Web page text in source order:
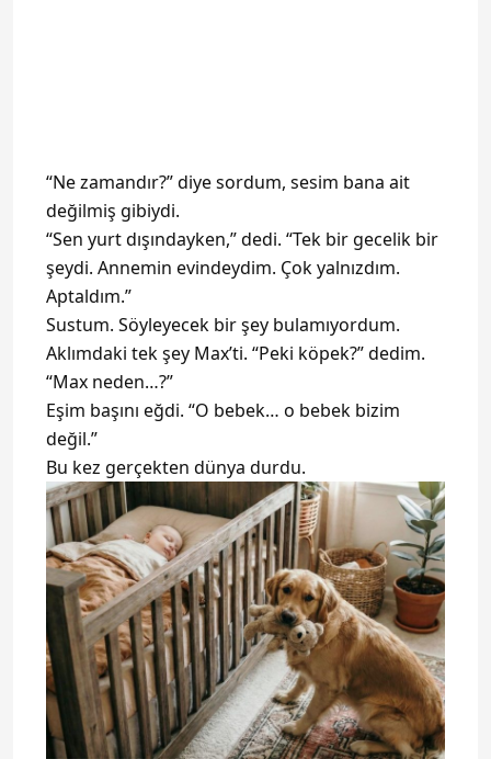
“Ne zamandır?” diye sordum, sesim bana ait
değilmiş gibiydi.
“Sen yurt dışındayken,” dedi. “Tek bir gecelik bir
şeydi. Annemin evindeydim. Çok yalnızdım.
Aptaldım.”
Sustum. Söyleyecek bir şey bulamıyordum.
Aklımdaki tek şey Max’ti. “Peki köpek?” dedim.
“Max neden…?”
Eşim başını eğdi. “O bebek… o bebek bizim
değil.”
Bu kez gerçekten dünya durdu.